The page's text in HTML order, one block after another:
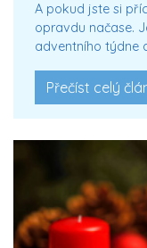
A pokud jste si
opravdu načase.
adventního týdne
Přečíst celý